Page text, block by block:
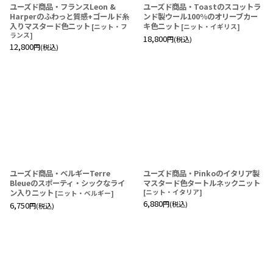
ユーズド商品・フランスLeon &
Harperのふわっと質感+ゴールド糸
入りマスタード色ニット [ニット・フ
ランス]
12,800円(税込)
ユーズド商品・Toastのスコットラ
ンド製ウール100％のオリーブカー
キ色ニット [ニット・イギリス]
18,800円(税込)
ユーズド商品・ベルギーTerre
Bleueのスポーティ・シックなライ
ン入りニット [ニット・ベルギー]
6,750円(税込)
ユーズド商品・Pinkoのイタリア製
マスタード色タートルネックニット
[ニット・イタリア]
6,880円(税込)